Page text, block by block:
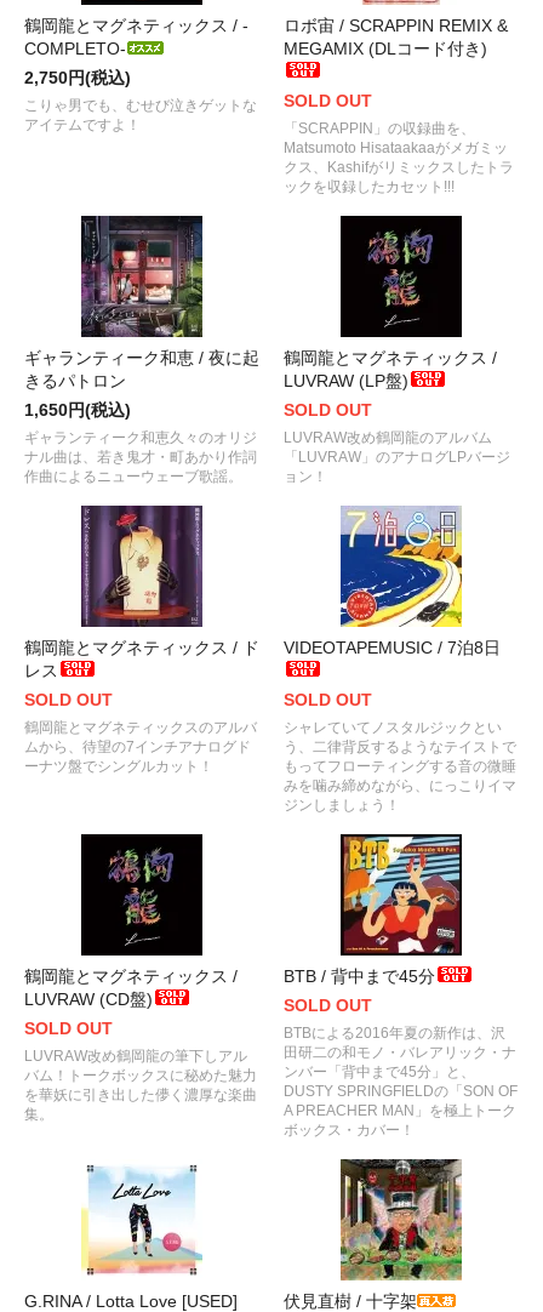
鶴岡龍とマグネティックス / -
COMPLETO-
2,750円(税込)
こりゃ男でも、むせび泣きゲットな
アイテムですよ！
ロボ宙 / SCRAPPIN REMIX &
MEGAMIX (DLコード付き)
SOLD OUT
「SCRAPPIN」の収録曲を、
Matsumoto Hisataakaaがメガミッ
クス、Kashifがリミックスしたトラ
ックを収録したカセット!!!
ギャランティーク和恵 / 夜に起
きるパトロン
1,650円(税込)
ギャランティーク和恵久々のオリジ
ナル曲は、若き鬼才・町あかり作詞
作曲によるニューウェーブ歌謡。
鶴岡龍とマグネティックス /
LUVRAW (LP盤)
SOLD OUT
LUVRAW改め鶴岡龍のアルバム
「LUVRAW」のアナログLPバージ
ョン！
鶴岡龍とマグネティックス / ド
レス
SOLD OUT
鶴岡龍とマグネティックスのアルバ
ムから、待望の7インチアナログド
ーナツ盤でシングルカット！
VIDEOTAPEMUSIC / 7泊8日
SOLD OUT
シャレていてノスタルジックとい
う、二律背反するようなテイストで
もってフローティングする音の微睡
みを噛み締めながら、にっこりイマ
ジンしましょう！
鶴岡龍とマグネティックス /
LUVRAW (CD盤)
SOLD OUT
LUVRAW改め鶴岡龍の筆下しアル
バム！トークボックスに秘めた魅力
を華妖に引き出した儚く濃厚な楽曲
集。
BTB / 背中まで45分
SOLD OUT
BTBによる2016年夏の新作は、沢
田研二の和モノ・バレアリック・ナ
ンバー「背中まで45分」と、
DUSTY SPRINGFIELDの「SON OF
A PREACHER MAN」を極上トーク
ボックス・カバー！
G.RINA / Lotta Love [USED]
伏見直樹 / 十字架